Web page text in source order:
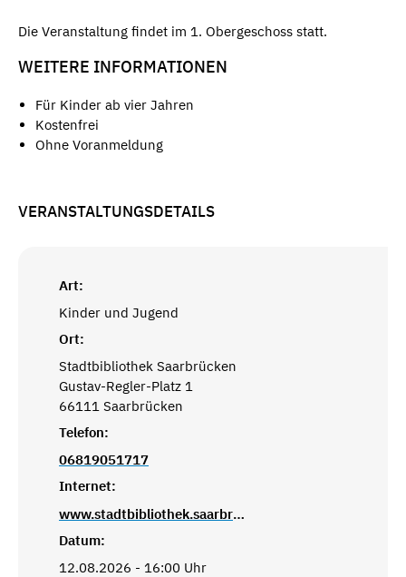
Die Veranstaltung findet im 1. Obergeschoss statt.
WEITERE INFORMATIONEN
Für Kinder ab vier Jahren
Kostenfrei
Ohne Voranmeldung
VERANSTALTUNGSDETAILS
Art:
Kinder und Jugend
Ort:
Stadtbibliothek Saarbrücken
Gustav-Regler-Platz 1
66111 Saarbrücken
Telefon:
06819051717
Internet:
www.stadtbibliothek.saarbruecken.de
Datum:
12.08.2026 - 16:00 Uhr